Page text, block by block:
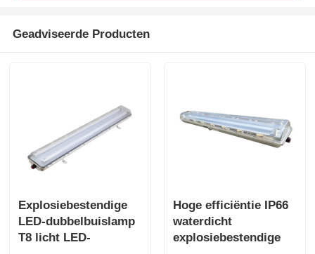
Geadviseerde Producten
Explosiebestendige
LED-dubbelbuislamp
T8 licht LED-
Hoge efficiëntie IP66
waterdicht
explosiebestendige